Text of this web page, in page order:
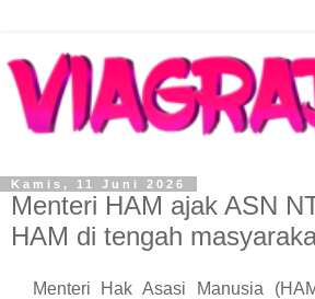
Kamis, 11 Juni 2026
Menteri HAM ajak ASN
HAM di tengah
Menteri Hak Asasi Manusia